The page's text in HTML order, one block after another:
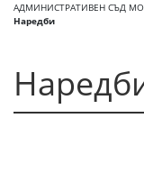
АДМИНИСТРАТИВЕН СЪД
Наредби